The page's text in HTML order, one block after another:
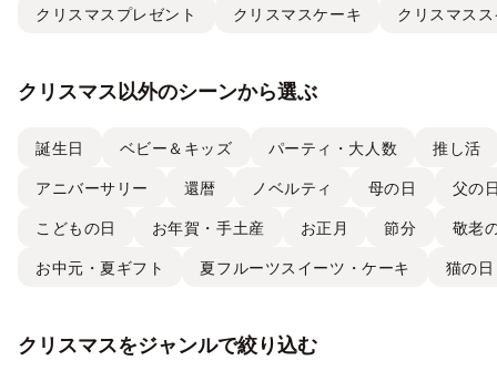
クリスマスプレゼント クリスマスケーキ クリスマス
クリスマス以外のシーンから選ぶ
誕生日 ベビー＆キッズ パーティ・大人数 推し活
アニバーサリー 還暦 ノベルティ 母の日 父の
こどもの日 お年賀・手土産 お正月 節分 敬老
お中元・夏ギフト 夏フルーツスイーツ・ケーキ 猫の日
クリスマスをジャンルで絞り込む